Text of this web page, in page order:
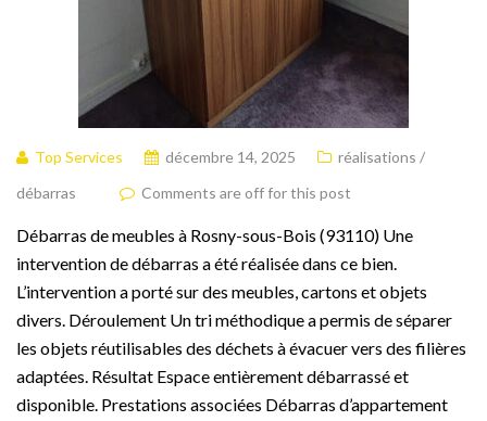
Top Services décembre 14, 2025
réalisations /
débarras
Comments are off for this post
Débarras de meubles à Rosny-sous-Bois (93110) Une
intervention de débarras a été réalisée dans ce bien.
L’intervention a porté sur des meubles, cartons et objets
divers. Déroulement Un tri méthodique a permis de séparer
les objets réutilisables des déchets à évacuer vers des filières
adaptées. Résultat Espace entièrement débarrassé et
disponible. Prestations associées Débarras d’appartement